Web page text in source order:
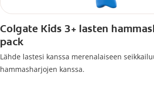
Colgate Kids 3+ lasten
pack
Lähde lastesi kanssa merenalaiseen
hammasharjojen kanssa.